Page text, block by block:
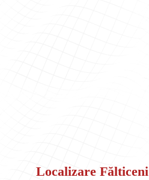
Localizare Fălticeni